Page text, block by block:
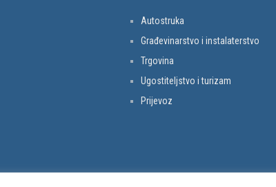
Autostruka
Građevinarstvo i instalaterstvo
Trgovina
Ugostiteljstvo i turizam
Prijevoz